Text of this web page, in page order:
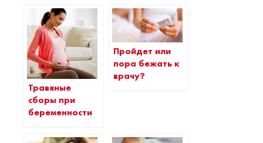
Травяные
сборы при
беременности
Пройдет или
пора бежать к
врачу?